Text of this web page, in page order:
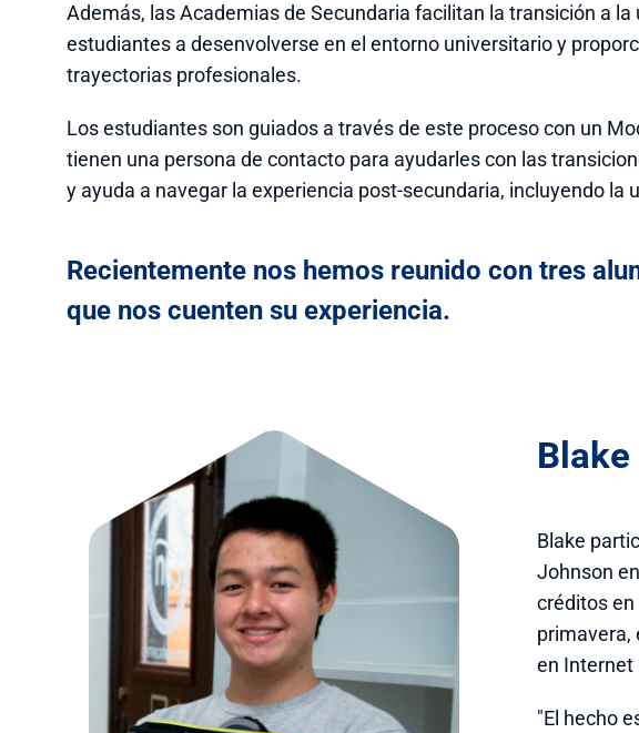
Además, las Academias de Secundaria facilitan la transición a
estudiantes a desenvolverse en el entorno universitario y
trayectorias profesionales.
Los estudiantes son guiados a través de este proceso con un
tienen una persona de contacto para ayudarles con las
y ayuda a navegar la experiencia post-secundaria, incluyendo la
Recientemente nos hemos reunido con tres
que nos cuenten su experiencia.
Blake
Blake
Johnson
créditos
primavera,
en Internet
"El hecho